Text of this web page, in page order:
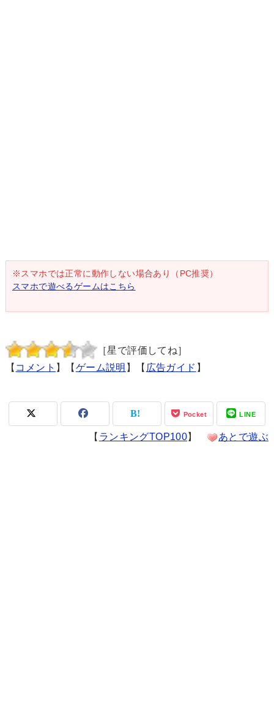
※スマホでは正常に動作しない場合あり（PC推奨）
スマホで遊べるゲームはこちら
［星で評価してね］
【 コメント 】【 ゲーム説明 】【 広告ガイド 】
Pocket LINE
【 ランキングTOP100】 あとで遊ぶ